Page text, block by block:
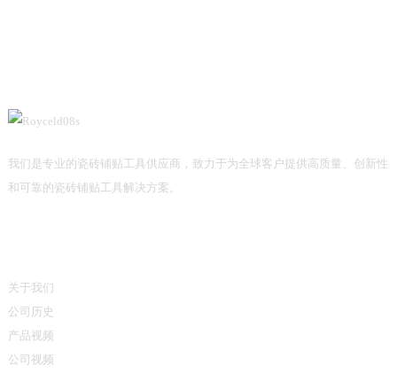
我们是专业的瓷砖铺贴工具供应商，致力于为全球客户提供高质量、创新性
和可靠的瓷砖铺贴工具解决方案。
关于我们
公司历史
产品视频
公司视频